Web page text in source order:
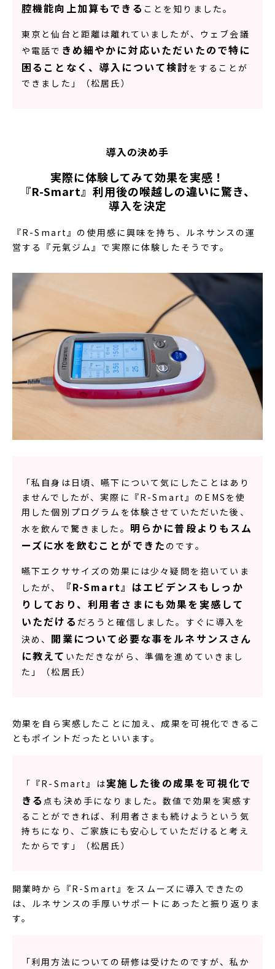
腔機能向上加算もできる ことを知りました。
東京と仙台と距離は離れていましたが、ウェブ会議
や電話で きめ細やかに対応いただいたので特に
困ることなく、導入について検討をすることが
できました」（松居氏）
導入の決め手
実際に体験してみて効果を実感！
『R-Smart』利用後の喉越しの違いに驚き、
導入を決定
『R-Smart』の使用感に興味を持ち、ルネサンスの運
営する『元氣ジム』で実際に体験したそうです。
「私自身は日頃、嚥下について気にしたことはあり
ませんでしたが、実際に『R-Smart』のEMSを使
用した個別プログラムを体験させていただいた後、
水を飲んで驚きました。 明らかに普段よりもスム
ーズに水を飲むことができた のです。
嚥下エクササイズの効果には少々疑問を抱いていま
したが、
『R-Smart』はエビデンスもしっか
りしており、利用者さまにも効果を実感して
いただける だろうと確信しました。すぐに導入を
決め、 開業について必要な事をルネサンスさん
に教えて いただきながら、準備を進めていきまし
た」（松居氏）
効果を自ら実感したことに加え、成果を可視化できるこ
ともポイントだったといいます。
「『R-Smart』は実施した後の成果を可視化で
きる 点も決め手になりました。数値で効果を実感す
ることができれば、利用者さまも続けようという気
持ちになり、ご家族にも安心していただけると考え
たからです」（松居氏）
開業時から『R-Smart』をスムーズに導入できたの
は、ルネサンスの手厚いサポートにあったと振り返りま
す。
「利用方法についての研修は受けたのですが、私か